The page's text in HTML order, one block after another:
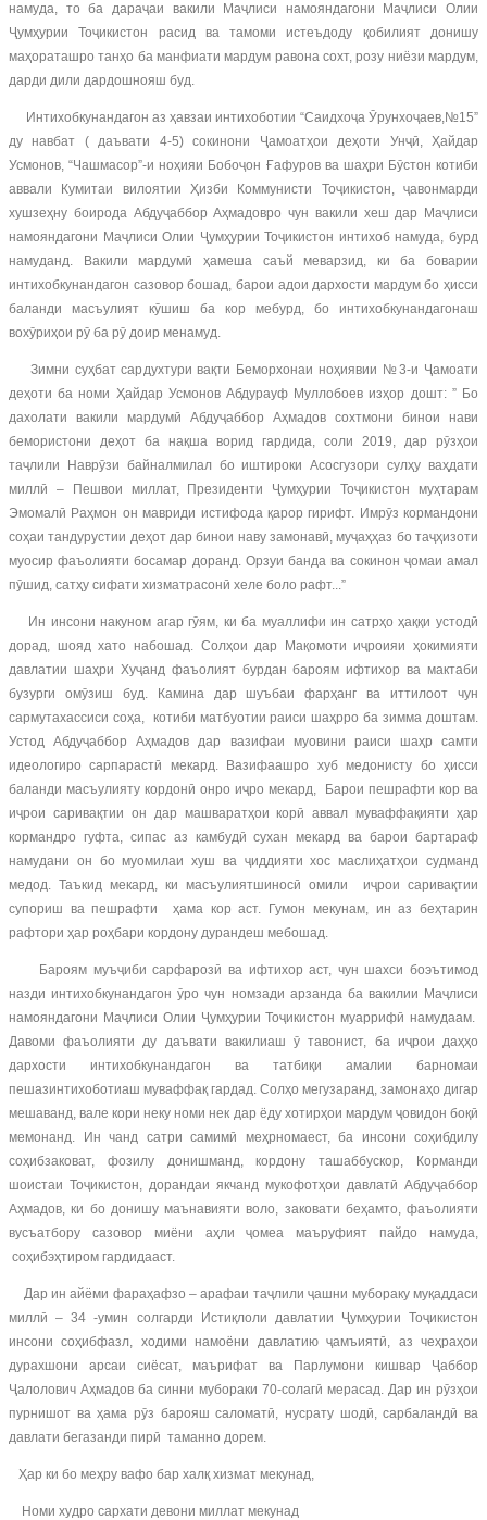
намуда, то ба дараҷаи вакили Маҷлиси намояндагони Маҷлиси Олии
Ҷумҳурии Тоҷикистон расид ва тамоми истеъдоду қобилият донишу
маҳораташро танҳо ба манфиати мардум равона сохт, розу ниёзи мардум,
дарди дили дардошнояш буд.
Интихобкунандагон аз ҳавзаи интихоботии “Саидхоҷа Ӯрунхоҷаев,№15”
ду навбат ( даъвати 4-5) сокинони Ҷамоатҳои деҳоти Унҷӣ, Ҳайдар
Усмонов, “Чашмасор”-и ноҳияи Бобоҷон Ғафуров ва шаҳри Бӯстон котиби
аввали Кумитаи вилоятии Ҳизби Коммунисти Тоҷикистон, ҷавонмарди
хушзеҳну боирода Абдуҷаббор Аҳмадовро чун вакили хеш дар Маҷлиси
намояндагони Маҷлиси Олии Ҷумҳурии Тоҷикистон интихоб намуда, бурд
намуданд. Вакили мардумӣ ҳамеша саъй меварзид, ки ба боварии
интихобкунандагон сазовор бошад, барои адои дархости мардум бо ҳисси
баланди масъулият кӯшиш ба кор мебурд, бо интихобкунандагонаш
вохӯриҳои рӯ ба рӯ доир менамуд.
Зимни суҳбат сардухтури вақти Беморхонаи ноҳиявии №3-и Ҷамоати
деҳоти ба номи Ҳайдар Усмонов Абдурауф Муллобоев изҳор дошт: ” Бо
дахолати вакили мардумӣ Абдуҷаббор Аҳмадов сохтмони бинои нави
бемористони деҳот ба нақша ворид гардида, соли 2019, дар рӯзҳои
таҷлили Наврӯзи байналмилал бо иштироки Асосгузори сулҳу ваҳдати
миллӣ – Пешвои миллат, Президенти Ҷумҳурии Тоҷикистон муҳтарам
Эмомалӣ Раҳмон он мавриди истифода қарор гирифт. Имрӯз кормандони
соҳаи тандурустии деҳот дар бинои наву замонавӣ, муҷаҳҳаз бо таҷҳизоти
муосир фаъолияти босамар доранд. Орзуи банда ва сокинон ҷомаи амал
пӯшид, сатҳу сифати хизматрасонӣ хеле боло рафт...”
Ин инсони накуном агар гӯям, ки ба муаллифи ин сатрҳо ҳаққи устодӣ
дорад, шояд хато набошад. Солҳои дар Мақомоти иҷроияи ҳокимияти
давлатии шаҳри Хуҷанд фаъолият бурдан бароям ифтихор ва мактаби
бузурги омӯзиш буд. Камина дар шуъбаи фарҳанг ва иттилоот чун
сармутахассиси соҳа, котиби матбуотии раиси шаҳрро ба зимма доштам.
Устод Абдуҷаббор Аҳмадов дар вазифаи муовини раиси шаҳр самти
идеологиро сарпарастӣ мекард. Вазифаашро хуб медонисту бо ҳисси
баланди масъулияту кордонӣ онро иҷро мекард, Барои пешрафти кор ва
иҷрои саривақтии он дар машваратҳои корӣ аввал муваффақияти ҳар
кормандро гуфта, сипас аз камбудӣ сухан мекард ва барои бартараф
намудани он бо муомилаи хуш ва ҷиддияти хос маслиҳатҳои судманд
медод. Таъкид мекард, ки масъулиятшиносӣ омили иҷрои саривақтии
супориш ва пешрафти ҳама кор аст. Гумон мекунам, ин аз беҳтарин
рафтори ҳар роҳбари кордону дурандеш мебошад.
Бароям муъҷиби сарфарозӣ ва ифтихор аст, чун шахси боэътимод
назди интихобкунандагон ӯро чун номзади арзанда ба вакилии Маҷлиси
намояндагони Маҷлиси Олии Ҷумҳурии Тоҷикистон муаррифӣ намудаам.
Давоми фаъолияти ду даъвати вакилиаш ӯ тавонист, ба иҷрои даҳҳо
дархости интихобкунандагон ва татбиқи амалии барномаи
пешазинтихоботиаш муваффақ гардад. Солҳо мегузаранд, замонаҳо дигар
мешаванд, вале кори неку номи нек дар ёду хотирҳои мардум ҷовидон боқӣ
мемонанд. Ин чанд сатри самимӣ меҳрномаест, ба инсони соҳибдилу
соҳибзаковат, фозилу донишманд, кордону ташаббускор, Корманди
шоистаи Тоҷикистон, дорандаи якчанд мукофотҳои давлатӣ Абдуҷаббор
Аҳмадов, ки бо донишу маънавияти воло, заковати беҳамто, фаъолияти
вусъатбору сазовор миёни аҳли ҷомеа маъруфият пайдо намуда,
соҳибэҳтиром гардидааст.
Дар ин айёми фараҳафзо – арафаи таҷлили ҷашни мубораку муқаддаси
миллӣ – 34 -умин солгарди Истиқлоли давлатии Ҷумҳурии Тоҷикистон
инсони соҳибфазл, ходими намоёни давлатию ҷамъиятӣ, аз чеҳраҳои
дурахшони арсаи сиёсат, маърифат ва Парлумони кишвар Ҷаббор
Ҷалолович Аҳмадов ба синни мубораки 70-солагӣ мерасад. Дар ин рӯзҳои
пурнишот ва ҳама рӯз барояш саломатӣ, нусрату шодӣ, сарбаландӣ ва
давлати бегазанди пирӣ таманно дорем.
Ҳар ки бо меҳру вафо бар халқ хизмат мекунад,
Номи худро сархати девони миллат мекунад